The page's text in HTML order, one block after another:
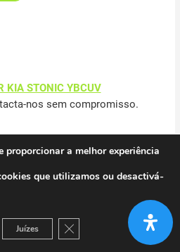
KIA STONIC YBCUV
nos sem compromisso.
proporcionar a melhor experiência
que utilizamos ou desactivá-
Juízes Close GDPR Cookie Banner